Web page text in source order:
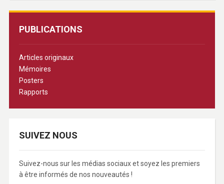
PUBLICATIONS
Articles originaux
Mémoires
Posters
Rapports
SUIVEZ NOUS
Suivez-nous sur les médias sociaux et soyez les premiers
à être informés de nos nouveautés !